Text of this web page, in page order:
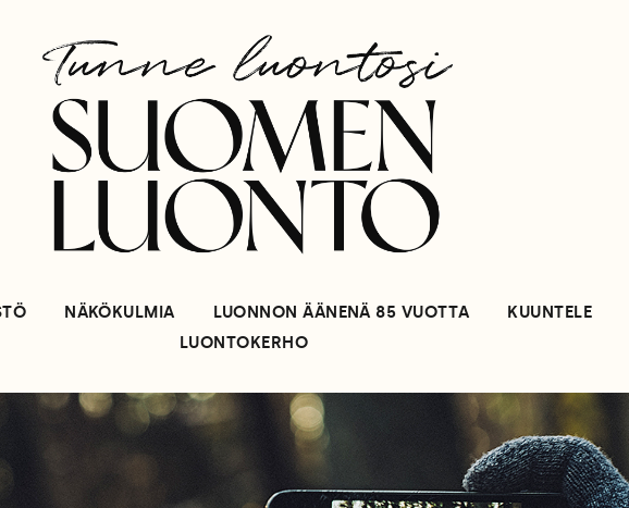
NÄKÖKULMIA LUONNON ÄÄNENÄ 85 VUOTTA KUUNTELE
LUONTOKERHO